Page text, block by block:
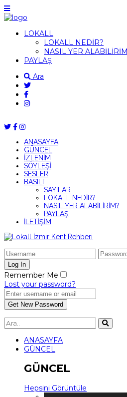
LOKALL
LOKALL NEDİR?
NASIL YER
PAYLAŞ
Ara
ANASAYFA
GÜNCEL
İZLENİM
SÖYLEŞİ
SESLER
BASILI
SAYILAR
LOKALL NEDİR?
NASIL YER ALABİLİRİM?
PAYLAŞ
İLETİŞİM
Remember Me
Lost your password?
ANASAYFA
GÜNCEL
GÜNCEL
Hepsini Görüntüle